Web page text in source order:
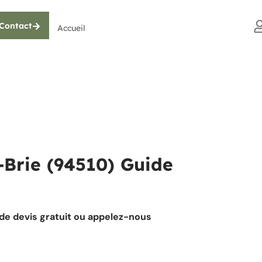
Accueil
(94510) Guide
devis gratuit ou appelez-nous